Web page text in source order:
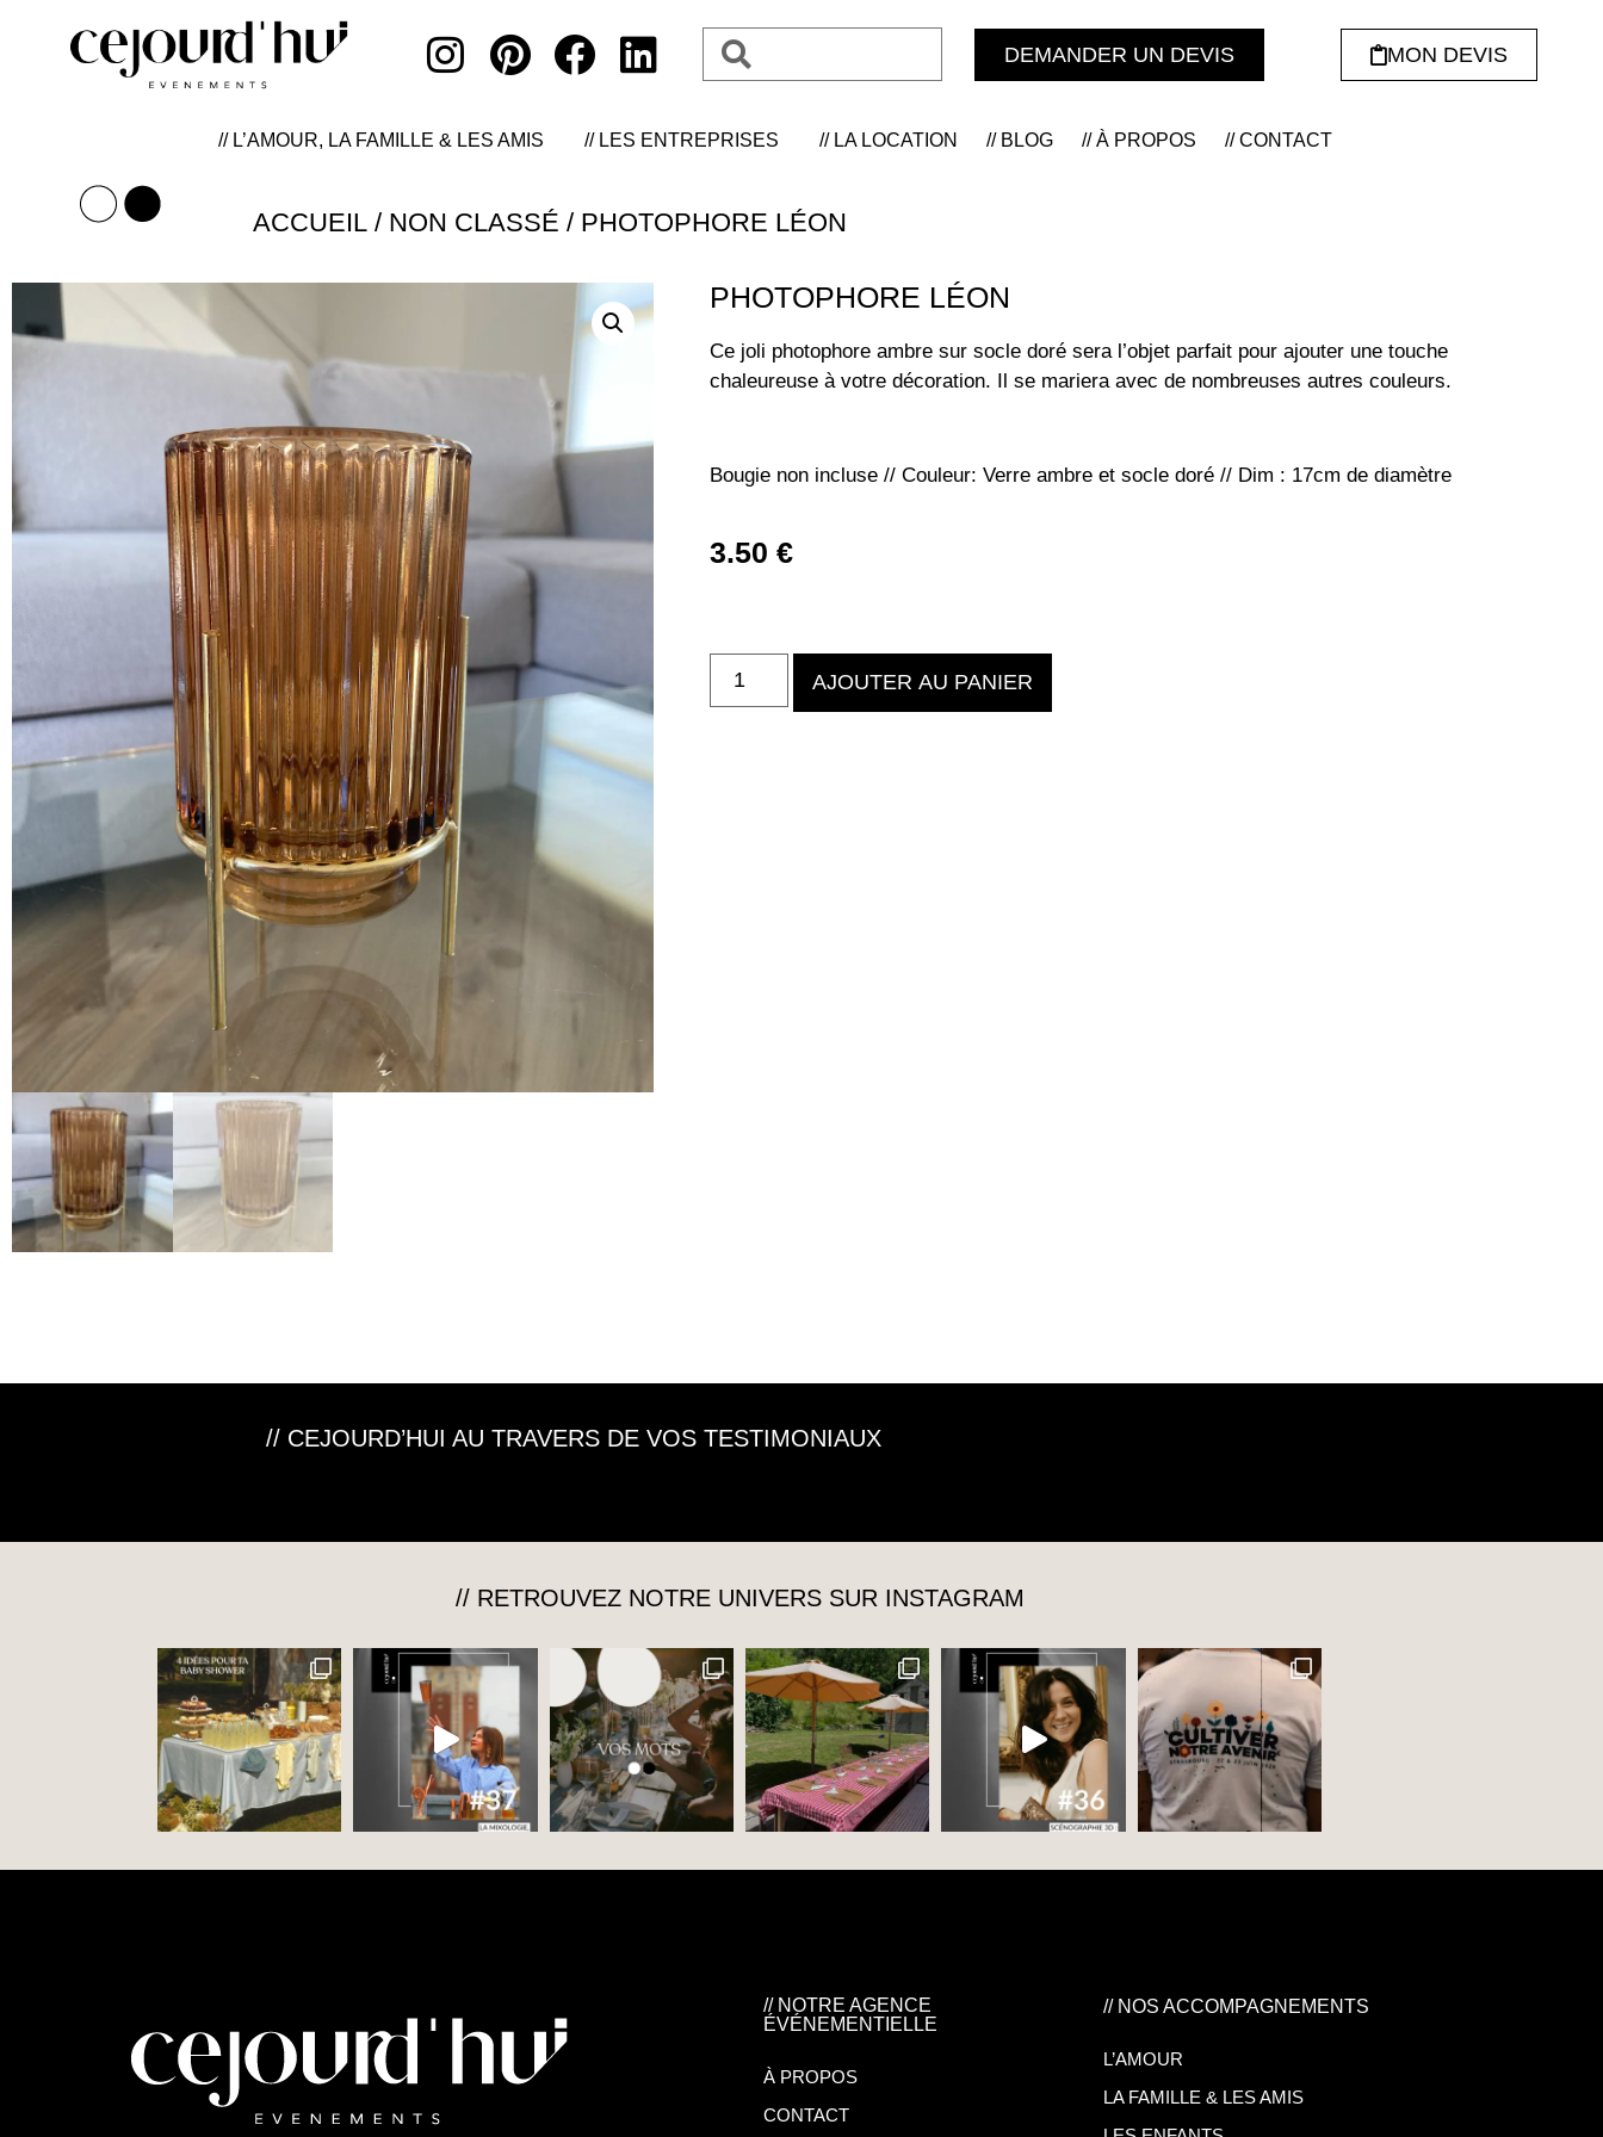
DEMANDER UN DEVIS MON DEVIS
// L’AMOUR, LA FAMILLE & LES AMIS // LES ENTREPRISES // LA LOCATION // BLOG // À PROPOS // CONTACT
ACCUEIL/ NON CLASSÉ / PHOTOPHORE LÉON
PHOTOPHORE LÉON
Ce joli photophore ambre sur socle doré sera l’objet parfait pour ajouter une touche
chaleureuse à votre décoration. Il se mariera avec de nombreuses autres couleurs.
Bougie non incluse // Couleur: Verre ambre et socle doré // Dim : 17cm de diamètre
3.50€
AJOUTER AU PANIER
// CEJOURD’HUI AU TRAVERS DE VOS TESTIMONIAUX
// RETROUVEZ NOTRE UNIVERS SUR INSTAGRAM
// NOTRE AGENCE
ÉVÉNEMENTIELLE
À PROPOS
CONTACT
// NOS ACCOMPAGNEMENTS
L’AMOUR
LA FAMILLE & LES AMIS